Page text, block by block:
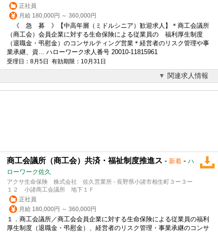
正社員
月給 180,000円 ～ 360,000円
《 急 募 》【中高年層（ミドルシニア）歓迎求人】＊商工会議所
（商工会）会員企業に対する生命保険による従業員の 福利厚生制度
（退職金・弔慰金）のコンサルティング営業＊経営者のリスク管理や事
業承継、資... ハローワーク求人番号 20010-11815961
受理日：8月5日 有効期限：10月31日
関連求人情報
商工会議所（商工会）共済・福祉制度推進ス - 新着 - ハ
ローワーク佐久
アクサ生命保険 株式会社 佐久営業所 - 長野県小諸市相生町３ー３ー
１２ 小諸商工会議所 地下１Ｆ
正社員
月給 180,000円 ～ 360,000円
１．商工会議所／商工会会員企業に対する生命保険による従業員の福利
厚生制度（退職金・弔慰金）、経営者のリスク管理・事業承継のコンサ